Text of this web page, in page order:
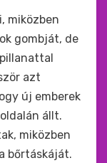
miközben
gombját, de
azt
új emberek
állt.
miközben
bőrtáskáját.